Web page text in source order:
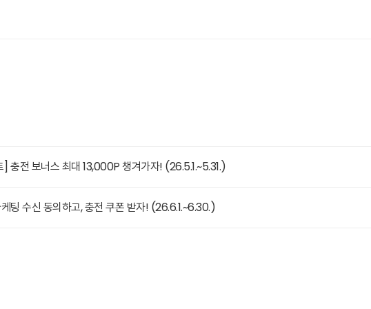
충전 보너스 최대 13,000P 챙겨가자! (26.5.1.~5.31.)
팅 수신 동의하고, 충전 쿠폰 받자! (26.6.1.~6.30.)